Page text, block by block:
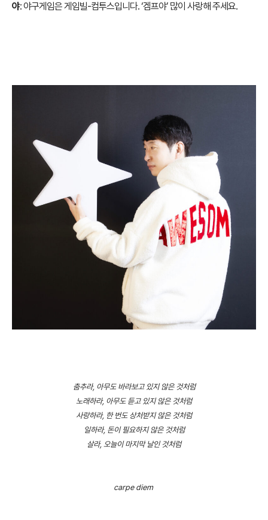
야: 야구게임은 게임빌-컴투스입니다. ‘겜프야’ 많이 사랑해 주세요.
춤추라, 아무도 바라보고 있지 않은 것처럼
노래하라, 아무도 듣고 있지 않은 것처럼
사랑하라, 한 번도 상처받지 않은 것처럼
일하라, 돈이 필요하지 않은 것처럼
살라, 오늘이 마지막 날인 것처럼
carpe diem